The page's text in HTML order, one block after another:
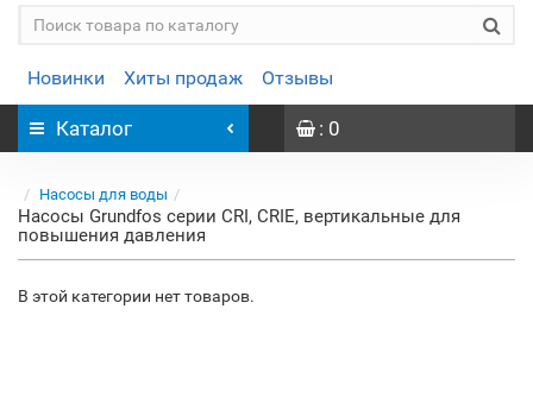
Новинки Хиты продаж Отзывы
Каталог : 0
Насосы для воды
Насосы Grundfos серии CRI, CRIE, вертикальные для
повышения давления
В этой категории нет товаров.